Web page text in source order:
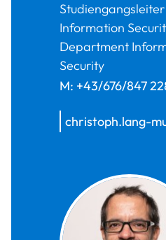
Studiengangsleiter
Information
Department
Security
M: +43/676/847
christoph.lang-